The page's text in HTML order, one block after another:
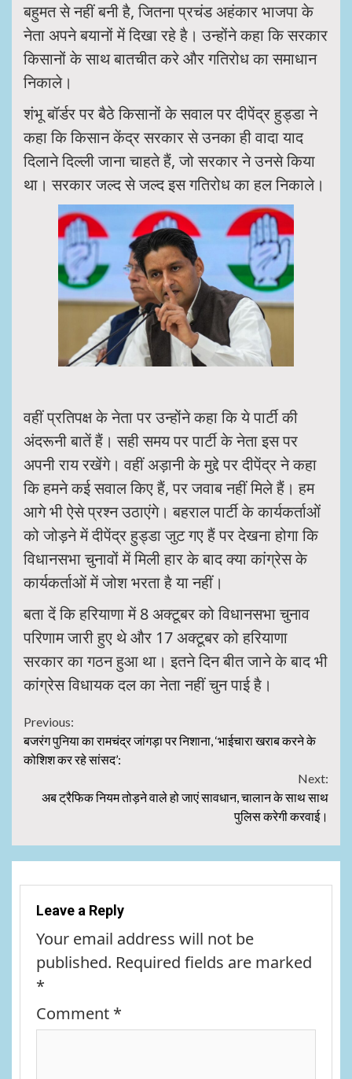
बहुमत से नहीं बनी है, जितना प्रचंड अहंकार भाजपा के
नेता अपने बयानों में दिखा रहे है। उन्होंने कहा कि सरकार
किसानों के साथ बातचीत करे और गतिरोध का समाधान
निकाले।
शंभू बॉर्डर पर बैठे किसानों के सवाल पर दीपेंद्र हुड्डा ने
कहा कि किसान केंद्र सरकार से उनका ही वादा याद
दिलाने दिल्ली जाना चाहते हैं, जो सरकार ने उनसे किया
था। सरकार जल्द से जल्द इस गतिरोध का हल निकाले।
वहीं प्रतिपक्ष के नेता पर उन्होंने कहा कि ये पार्टी की
अंदरूनी बातें हैं। सही समय पर पार्टी के नेता इस पर
अपनी राय रखेंगे। वहीं अड़ानी के मुद्दे पर दीपेंद्र ने कहा
कि हमने कई सवाल किए हैं, पर जवाब नहीं मिले हैं। हम
आगे भी ऐसे प्रश्न उठाएंगे। बहराल पार्टी के कार्यकर्ताओं
को जोड़ने में दीपेंद्र हुड्डा जुट गए हैं पर देखना होगा कि
विधानसभा चुनावों में मिली हार के बाद क्या कांग्रेस के
कार्यकर्ताओं में जोश भरता है या नहीं।
बता दें कि हरियाणा में 8 अक्टूबर को विधानसभा चुनाव
परिणाम जारी हुए थे और 17 अक्टूबर को हरियाणा
सरकार का गठन हुआ था। इतने दिन बीत जाने के बाद भी
कांग्रेस विधायक दल का नेता नहीं चुन पाई है।
Continue
Reading
Previous:
बजरंग पुनिया का रामचंद्र जांगड़ा पर निशाना, ‘भाईचारा खराब करने के
कोशिश कर रहे सांसद’:
Next:
अब ट्रैफिक नियम तोड़ने वाले हो जाएं सावधान, चालान के साथ साथ
पुलिस करेगी करवाई।
Leave a Reply
Your email address will not be
published. Required fields are marked
*
Comment *